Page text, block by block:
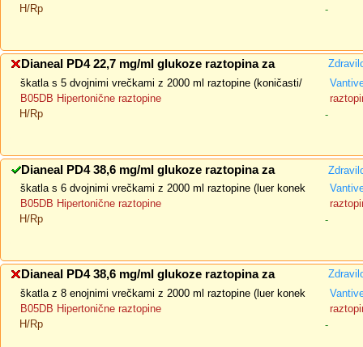
H/Rp
-
Dianeal PD4 22,7 mg/ml glukoze raztopina za
škatla s 5 dvojnimi vrečkami z 2000 ml raztopine (koničasti/
B05DB Hipertonične raztopine
H/Rp
-
Dianeal PD4 38,6 mg/ml glukoze raztopina za
škatla s 6 dvojnimi vrečkami z 2000 ml raztopine (luer konek
B05DB Hipertonične raztopine
H/Rp
-
Dianeal PD4 38,6 mg/ml glukoze raztopina za
škatla z 8 enojnimi vrečkami z 2000 ml raztopine (luer konek
B05DB Hipertonične raztopine
H/Rp
-